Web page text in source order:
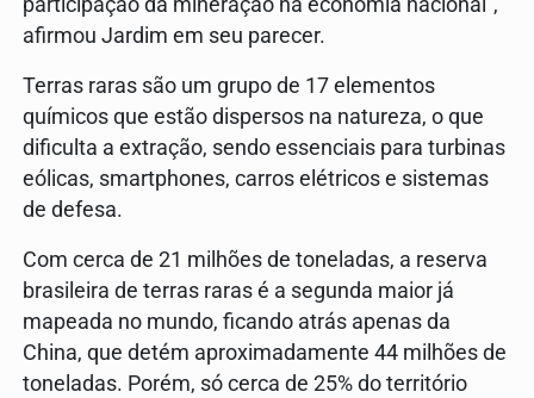
participação da mineração na economia nacional”,
afirmou Jardim em seu parecer.
Terras raras são um grupo de 17 elementos
químicos que estão dispersos na natureza, o que
dificulta a extração, sendo essenciais para turbinas
eólicas, smartphones, carros elétricos e sistemas
de defesa.
Com cerca de 21 milhões de toneladas, a reserva
brasileira de terras raras é a segunda maior já
mapeada no mundo, ficando atrás apenas da
China, que detém aproximadamente 44 milhões de
toneladas. Porém, só cerca de 25% do território